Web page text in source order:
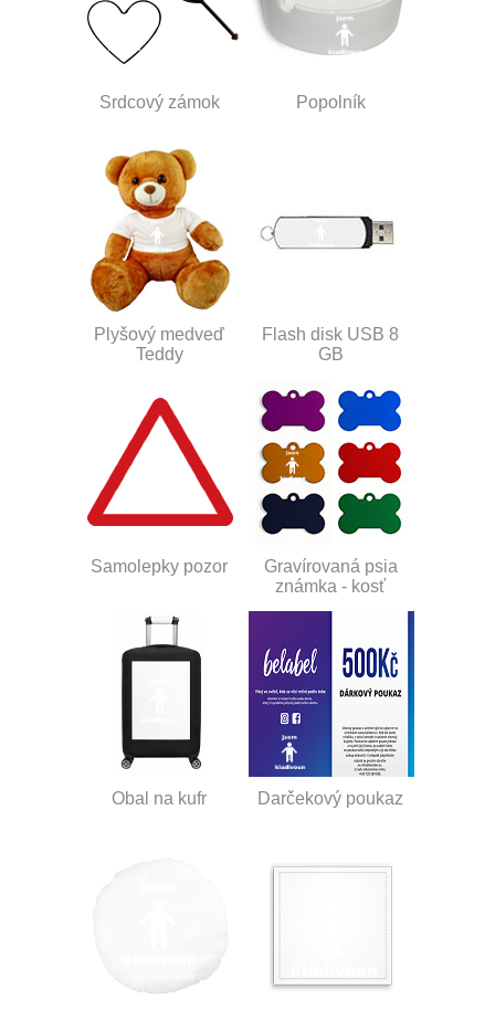
Srdcový zámok Popolník
Plyšový medveď
Teddy
Flash disk USB 8
GB
Samolepky pozor
Gravírovaná psia
známka - kosť
Obal na kufr Darčekový poukaz